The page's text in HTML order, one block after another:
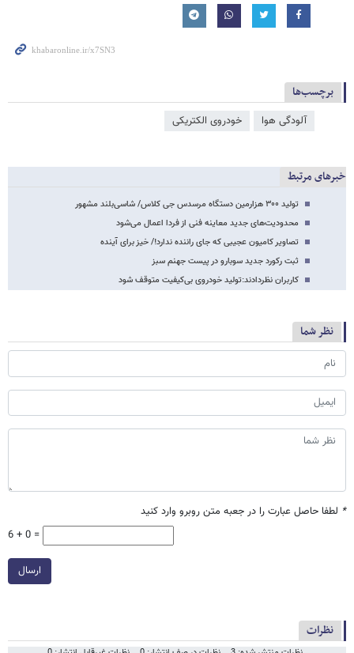
برچسب‌ها
آلودگی هوا خودروی الکتریکی
خبرهای مرتبط
تولید ۳۰۰ هزارمین دستگاه مرسدس جی کلاس/ شاسی‌بلند مشهور
محدودیت‌های جدید معاینه فنی از فردا اعمال می‌شود
تصاویر کامیون عجیبی که جای راننده ندارد!/ خیز برای آینده
ثبت رکورد جدید سوبارو در پیست جهنم سبز
کاربران نظردادند:تولید خودروی بی‌کیفیت متوقف شود
نظر شما
* لطفا حاصل عبارت را در جعبه متن روبرو وارد کنید
6 + 0 =
ارسال
نظرات